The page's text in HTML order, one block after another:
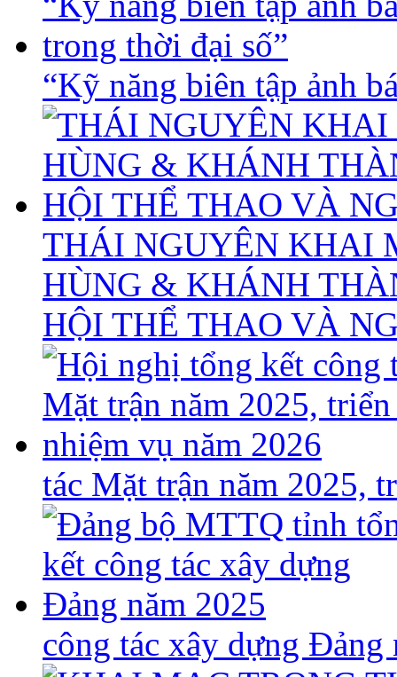
“Kỹ năng biên tập ảnh
THÁI NGUYÊN KHAI
HÙNG & KHÁNH
HỘI THỂ THAO VÀ
tác Mặt trận năm 2025,
công tác xây dựng Đảng